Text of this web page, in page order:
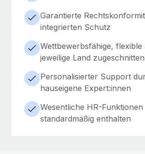
Garantierte
integrierten Schutz
Wettbewerbsfähige, flexible
jeweilige Land
Personalisierter Support
hauseigene Expert:innen
Wesentliche HR-Funktionen
standardmäßig enthalten